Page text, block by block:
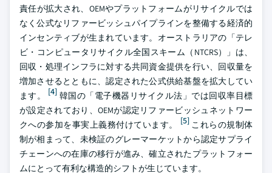
責任が拡大され、OEMやプラットフォームがリサイクルでは
なく公式なリファービッシュパイプラインを整備する経済的
インセンティブが生まれています。オーストラリアの「テレ
ビ・コンピュータリサイクル全国スキーム（NTCRS）」は、
回収・処理インフラに対する共同資金提供を行い、回収量を
増加させるとともに、認定された公式供給基盤を拡大してい
ます。
[4] 韓国の「電子機器リサイクル法」では回収率目標
が設定されており、OEMが認定リファービッシュネットワー
クへの参加を事実上義務付けています。
[5]これらの規制体
制が相まって、未検証のグレーマーケットから認定サプライ
チェーンへの在庫の移行が進み、確立されたプラットフォー
ムにとって有利な構造的シフトが生じています。